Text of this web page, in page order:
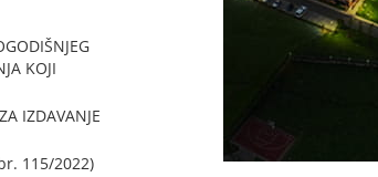
KOJI
IZDAVANJE
115/2022)